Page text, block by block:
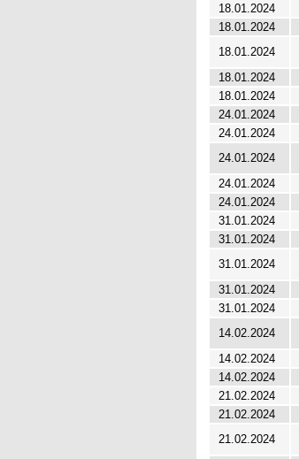
18.01.2024
18.01.2024
18.01.2024
18.01.2024
18.01.2024
24.01.2024
24.01.2024
24.01.2024
24.01.2024
24.01.2024
31.01.2024
31.01.2024
31.01.2024
31.01.2024
31.01.2024
14.02.2024
14.02.2024
14.02.2024
21.02.2024
21.02.2024
21.02.2024